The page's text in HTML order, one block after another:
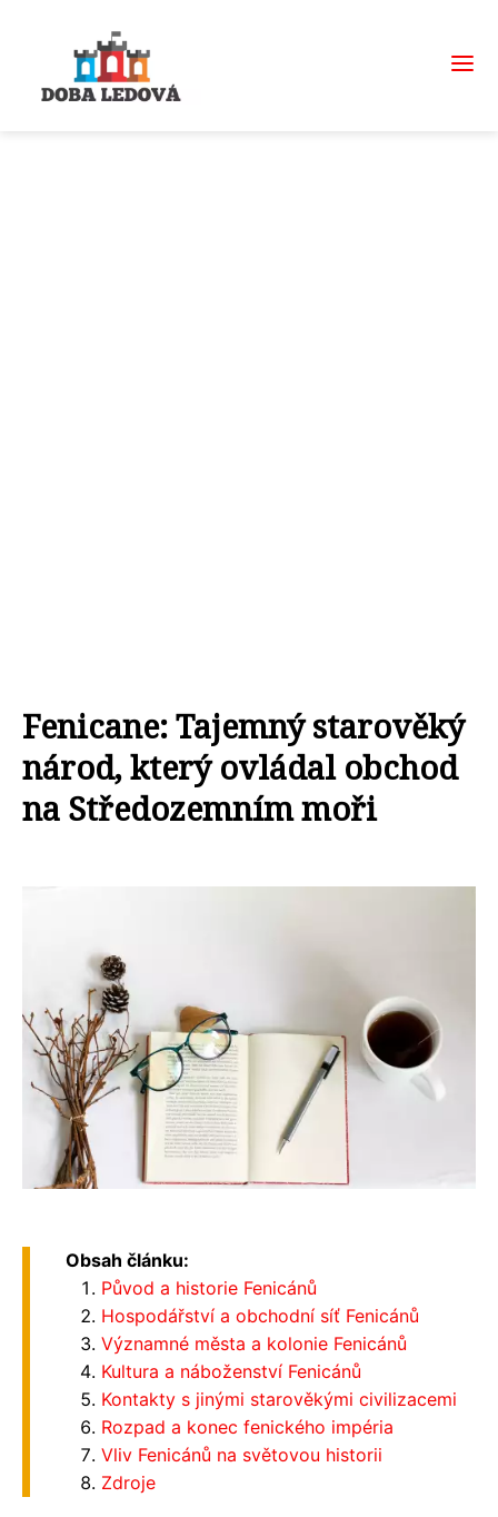
Fenicane: Tajemný starověký
národ, který ovládal obchod
na Středozemním moři
Obsah článku:
Původ a historie Fenicánů
Hospodářství a obchodní síť Fenicánů
Významné města a kolonie Fenicánů
Kultura a náboženství Fenicánů
Kontakty s jinými starověkými civilizacemi
Rozpad a konec fenického impéria
Vliv Fenicánů na světovou historii
Zdroje